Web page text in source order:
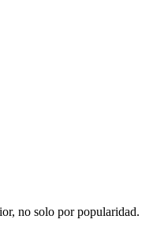
no solo por popularidad.